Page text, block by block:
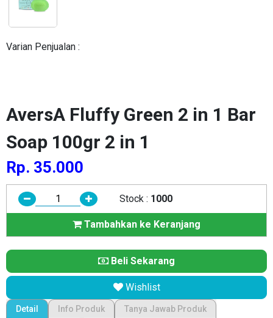
Varian Penjualan :
AversA Fluffy Green 2 in 1 Bar
Soap 100gr 2 in 1
Rp. 35.000
Stock : 1000
Tambahkan ke Keranjang
Beli Sekarang
Wishlist
Detail Info Produk
Tanya Jawab Produk